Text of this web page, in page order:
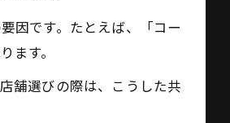
因です。たとえば、「コー
ます。
舗選びの際は、こうした共